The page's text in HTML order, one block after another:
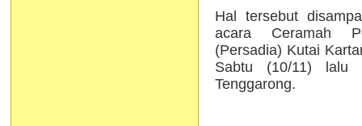
Hal tersebut
acara Ceramah
(Persadia) Kutai
Sabtu (10/11) lalu
Tenggarong.